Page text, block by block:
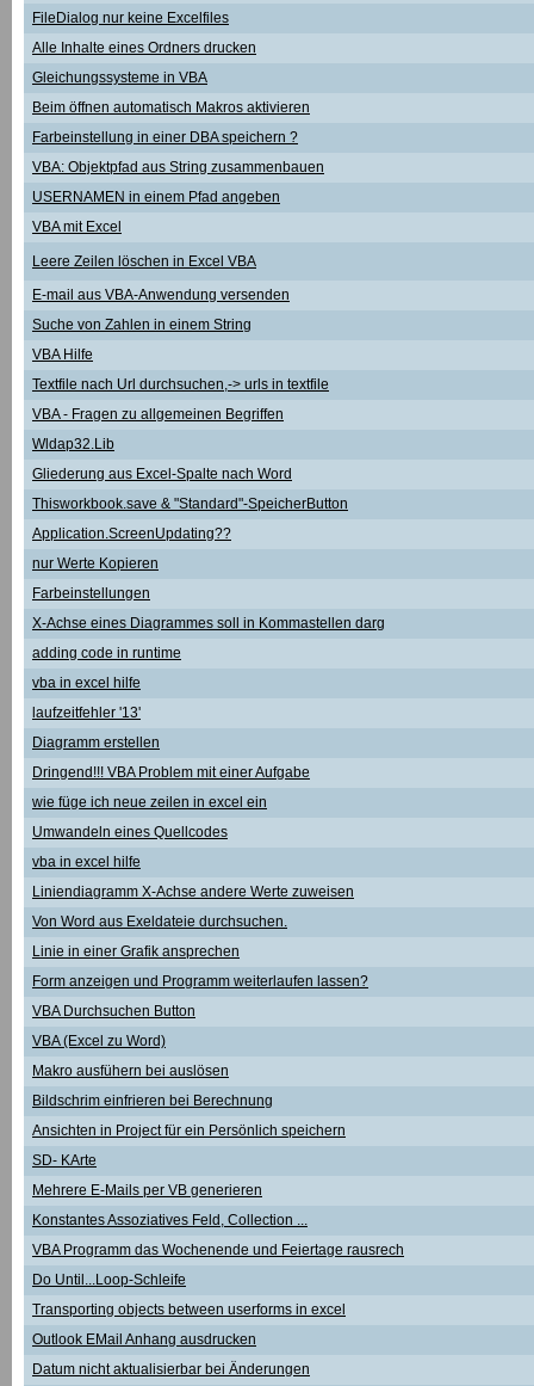
FileDialog nur keine Excelfiles
Alle Inhalte eines Ordners drucken
Gleichungssysteme in VBA
Beim öffnen automatisch Makros aktivieren
Farbeinstellung in einer DBA speichern ?
VBA: Objektpfad aus String zusammenbauen
USERNAMEN in einem Pfad angeben
VBA mit Excel
Leere Zeilen löschen in Excel VBA
E-mail aus VBA-Anwendung versenden
Suche von Zahlen in einem String
VBA Hilfe
Textfile nach Url durchsuchen,-> urls in textfile
VBA - Fragen zu allgemeinen Begriffen
Wldap32.Lib
Gliederung aus Excel-Spalte nach Word
Thisworkbook.save & "Standard"-SpeicherButton
Application.ScreenUpdating??
nur Werte Kopieren
Farbeinstellungen
X-Achse eines Diagrammes soll in Kommastellen darg
adding code in runtime
vba in excel hilfe
laufzeitfehler '13'
Diagramm erstellen
Dringend!!! VBA Problem mit einer Aufgabe
wie füge ich neue zeilen in excel ein
Umwandeln eines Quellcodes
vba in excel hilfe
Liniendiagramm X-Achse andere Werte zuweisen
Von Word aus Exeldateie durchsuchen.
Linie in einer Grafik ansprechen
Form anzeigen und Programm weiterlaufen lassen?
VBA Durchsuchen Button
VBA (Excel zu Word)
Makro ausfühern bei auslösen
Bildschrim einfrieren bei Berechnung
Ansichten in Project für ein Persönlich speichern
SD- KArte
Mehrere E-Mails per VB generieren
Konstantes Assoziatives Feld, Collection ...
VBA Programm das Wochenende und Feiertage rausrech
Do Until...Loop-Schleife
Transporting objects between userforms in excel
Outlook EMail Anhang ausdrucken
Datum nicht aktualisierbar bei Änderungen